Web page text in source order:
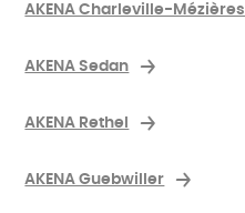
AKENA Charleville-Mézières
AKENA Sedan
AKENA Rethel
AKENA Guebwiller